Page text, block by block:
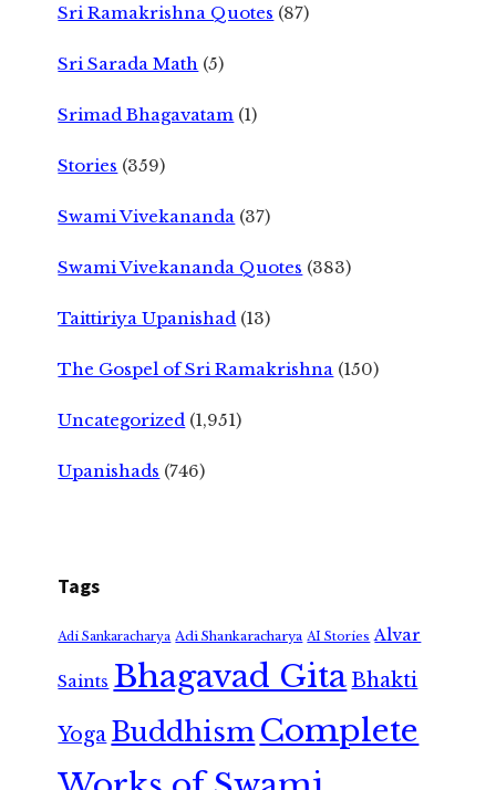
Sri Ramakrishna Quotes (87)
Sri Sarada Math (5)
Srimad Bhagavatam (1)
Stories (359)
Swami Vivekananda (37)
Swami Vivekananda Quotes (383)
Taittiriya Upanishad (13)
The Gospel of Sri Ramakrishna (150)
Uncategorized (1,951)
Upanishads (746)
Tags
Adi Sankaracharya Adi Shankaracharya AI Stories Alvar
Saints Bhagavad GitaBhakti
Yoga Buddhism Complete